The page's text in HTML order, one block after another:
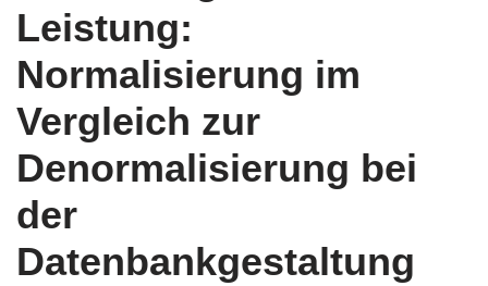
Leistung:
Normalisierung im
Vergleich zur
Denormalisierung bei
der
Datenbankgestaltung